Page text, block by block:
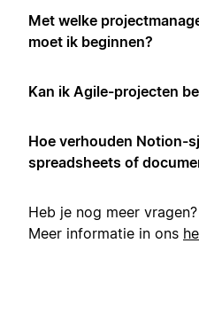
Met welke
moet ik beginnen?
Kan ik Agile-projecten
Hoe verhouden Notion-
spreadsheets of
Heb je nog meer vragen?
Meer informatie in ons